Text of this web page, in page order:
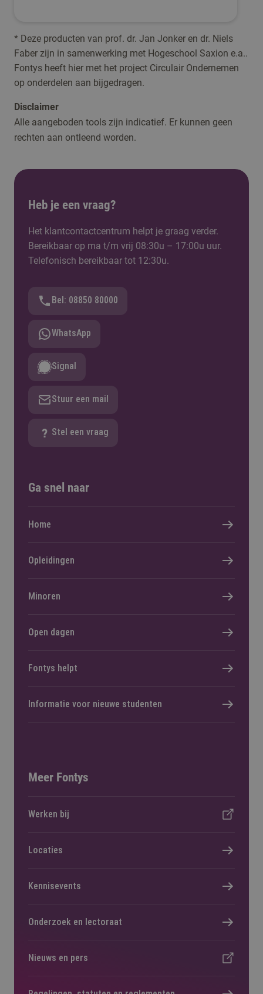
* Deze producten van prof. dr. Jan Jonker en dr. Niels
Faber zijn in samenwerking met Hogeschool Saxion e.a..
Fontys heeft hier met het project Circulair Ondernemen
op onderdelen aan bijgedragen.
Disclaimer
Alle aangeboden tools zijn indicatief. Er kunnen geen
rechten aan ontleend worden.
Heb je een vraag?
Het klantcontactcentrum helpt je graag verder.
Bereikbaar op ma t/m vrij 08:30u – 17:00u uur.
Telefonisch bereikbaar tot 12:30u.
Bel: 08850 80000
WhatsApp
Signal
Stuur een mail
Stel een vraag
Ga snel naar
Home
Opleidingen
Minoren
Open dagen
Fontys helpt
Informatie voor nieuwe studenten
Meer Fontys
Werken bij
Locaties
Kennisevents
Onderzoek en lectoraat
Nieuws en pers